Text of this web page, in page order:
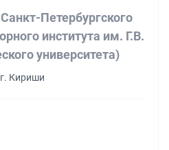
Петербургского
института им. Г.В.
университета)
г. Кириши